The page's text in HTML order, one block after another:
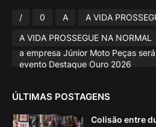
/ 0 A
A VIDA
A VIDA PROSSEGUE NA NORMAL
a empresa Júnior Moto Peças
evento Destaque Ouro 2026
ÚLTIMAS POSTAGENS
Colisão entre